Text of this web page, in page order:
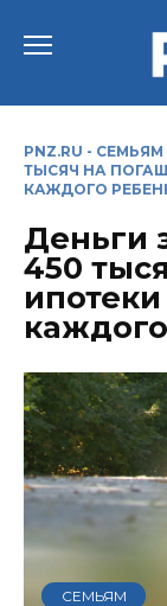
PNZ.RU - СЕМЬЯМ
ТЫСЯЧ НА
КАЖДОГО
Деньги
450
ипотеки
СЕМЬЯМ